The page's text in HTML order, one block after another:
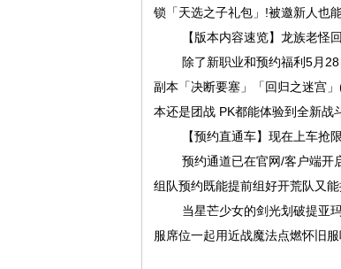
锁「天选之子礼包」!被邀新人也
【版本内容速览】龙族老怪
除了新职业和预约福利5月
副本「决断要塞」「回归之迷宫
本还是团战 PK都能体验到全新战
【预约直通车】现在上车抢
预约通道已在官网/客户端开
组队预约既能提前组好开荒队又
当星芒少女的剑光划破提亚
服席位一起用近战魔法点燃怀旧服